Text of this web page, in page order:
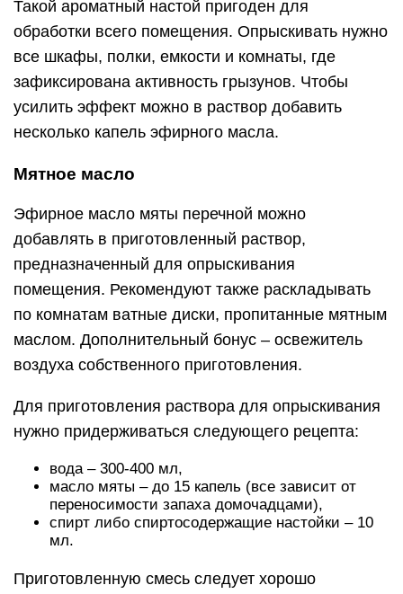
Такой ароматный настой пригоден для
обработки всего помещения. Опрыскивать нужно
все шкафы, полки, емкости и комнаты, где
зафиксирована активность грызунов. Чтобы
усилить эффект можно в раствор добавить
несколько капель эфирного масла.
Мятное масло
Эфирное масло мяты перечной можно
добавлять в приготовленный раствор,
предназначенный для опрыскивания
помещения. Рекомендуют также раскладывать
по комнатам ватные диски, пропитанные мятным
маслом. Дополнительный бонус – освежитель
воздуха собственного приготовления.
Для приготовления раствора для опрыскивания
нужно придерживаться следующего рецепта:
вода – 300-400 мл,
масло мяты – до 15 капель (все зависит от
переносимости запаха домочадцами),
спирт либо спиртосодержащие настойки – 10
мл.
Приготовленную смесь следует хорошо